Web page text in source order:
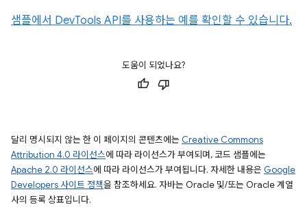
샘플에서 DevTools API를 사용하는 예를 확인할 수 있습니다.
도움이 되었나요?
달리 명시되지 않는 한 이 페이지의 콘텐츠에는 Creative Commons
Attribution 4.0 라이선스에 따라 라이선스가 부여되며, 코드 샘플에는
Apache 2.0 라이선스에 따라 라이선스가 부여됩니다. 자세한 내용은 Google
Developers 사이트 정책을 참조하세요. 자바는 Oracle 및/또는 Oracle 계열
사의 등록 상표입니다.